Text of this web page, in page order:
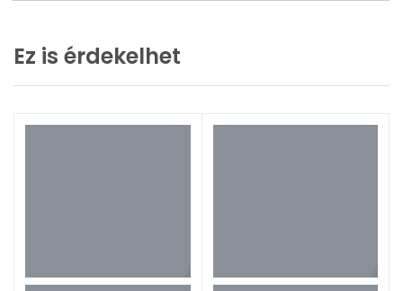
Ez is érdekelhet